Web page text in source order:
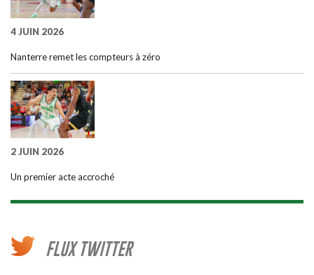
4 JUIN 2026
Nanterre remet les compteurs à zéro
2 JUIN 2026
Un premier acte accroché
FLUX TWITTER